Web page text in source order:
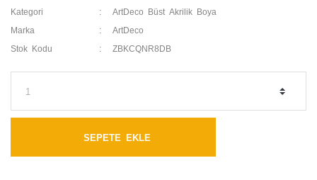
Kategori ArtDeco Büst Akrilik Boya
Marka ArtDeco
Stok Kodu ZBKCQNR8DB
SEPETE EKLE